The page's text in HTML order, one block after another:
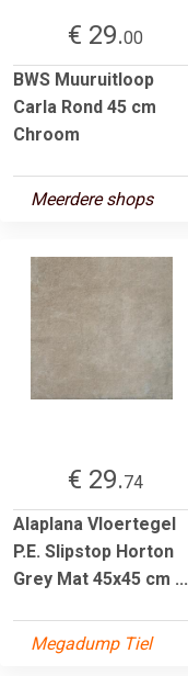
€ 29.00
BWS Muuruitloop
Carla Rond 45 cm
Chroom
Meerdere shops
€ 29.74
Alaplana Vloertegel
P.E. Slipstop Horton
Grey Mat 45x45 cm ...
Megadump Tiel